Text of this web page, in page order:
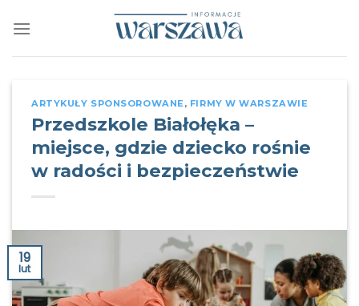
ARTYKUŁY SPONSOROWANE, FIRMY W WARSZAWIE
Przedszkole Białołęka –
miejsce, gdzie dziecko rośnie
w radości i bezpieczeństwie
19
lut